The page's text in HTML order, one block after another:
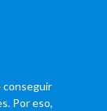
conseguir
Por eso,